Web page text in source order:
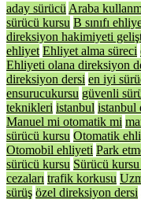
aday sürücü Araba
sürücü kursu B sınıfı
direksiyon hakimiyeti
ehliyet Ehliyet alma süreci
Ehliyeti olana direksiyon
direksiyon dersi en iyi
ensurucukursu güvenli
teknikleri istanbul istanbul
Manuel mi otomatik mi
sürücü kursu Otomatik
Otomobil ehliyeti Park
sürücü kursu Sürücü
cezaları trafik korkusu
sürüş özel direksiyon dersi